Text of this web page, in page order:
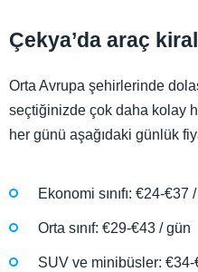
Çekya’da araç
Orta Avrupa şehirlerinde
seçtiğinizde çok daha kolay
her günü aşağıdaki günlük
Ekonomi sınıfı: €24-€37
Orta sınıf: €29-€43 / gün
SUV ve minibüsler: €34-